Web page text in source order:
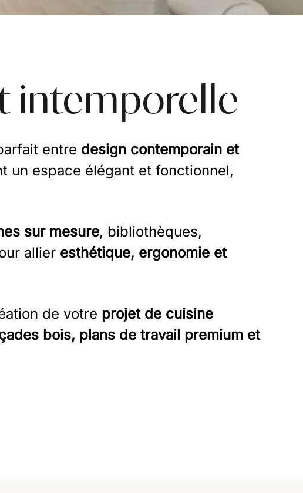
intemporelle
entre design contemporain et
un espace élégant et fonctionnel,
sur mesure, bibliothèques,
allier esthétique, ergonomie et
de votre projet de cuisine
bois, plans de travail premium et